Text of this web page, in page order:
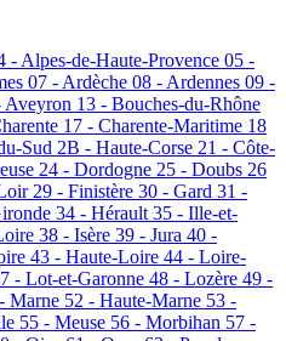
- Alpes-de-Haute-Provence 05 -
07 - Ardèche 08 - Ardennes 09 -
Aveyron 13 - Bouches-du-Rhône
17 - Charente-Maritime 18
Sud 2B - Haute-Corse 21 - Côte-
24 - Dordogne 25 - Doubs 26
29 - Finistère 30 - Gard 31 -
34 - Hérault 35 - Ille-et-
38 - Isère 39 - Jura 40 -
43 - Haute-Loire 44 - Loire-
- Lot-et-Garonne 48 - Lozère 49 -
Marne 52 - Haute-Marne 53 -
55 - Meuse 56 - Morbihan 57 -